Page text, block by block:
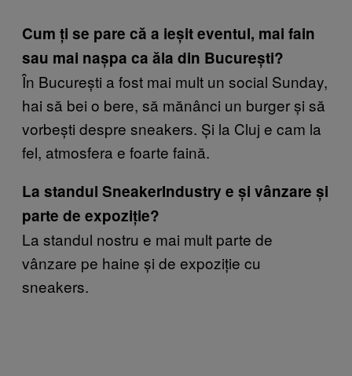
Cum ți se pare că a ieșit eventul, mai fain
sau mai nașpa ca ăla din București?
În București a fost mai mult un social Sunday,
hai să bei o bere, să mănânci un burger și să
vorbești despre sneakers. Și la Cluj e cam la
fel, atmosfera e foarte faină.
La standul SneakerIndustry e și vânzare și
parte de expoziție?
La standul nostru e mai mult parte de
vânzare pe haine și de expoziție cu
sneakers.